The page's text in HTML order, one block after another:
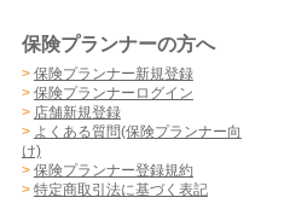
保険プランナーの方へ
> 保険プランナー新規登録
> 保険プランナーログイン
> 店舗新規登録
> よくある質問(保険プランナー向
け)
> 保険プランナー登録規約
> 特定商取引法に基づく表記